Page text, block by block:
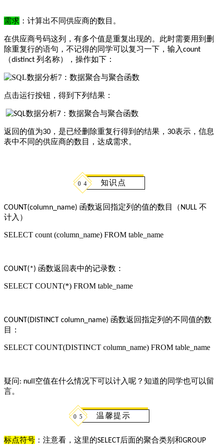
需求 ：计算出不同供应商的数目。
在供应商号码这列，有多个值是重复出现的。此时需要用到删
除重复行的语句，不记得的同学可以复习一下，输入count
（distinct 列名称），操作如下：
点击运行按钮，得到下列结果：
返回的值为30 ，是已经删除重复行得到的结果， 30表示，信息
表中不同的供应商的数目，达成需求。
0 4 知识点
COUNT(column_name) 函数返回指定列的值的数目（ NULL 不
计入）
SELECT count (column_name) FROM table_name
COUNT(*) 函数返回表中的记录数：
SELECT COUNT(*) FROM table_name
COUNT(DISTINCT column_name) 函数返回指定列的不同值的数
目：
SELECT COUNT(DISTINCT column_name) FROM table_name
疑问: null 空值在什么情况下可以计入呢？知道的同学也可以留
言。
0 5 温馨提示
标点符号 ：注意看，这里的SELECT后面的聚合类别和GROUP